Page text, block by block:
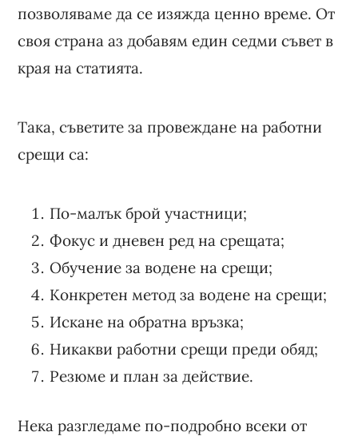
позволяваме да се изяжда ценно време. От
своя страна аз добавям един седми съвет в
края на статията.
Така, съветите за провеждане на работни
срещи са:
По-малък брой участници;
Фокус и дневен ред на срещата;
Обучение за водене на срещи;
Конкретен метод за водене на срещи;
Искане на обратна връзка;
Никакви работни срещи преди обяд;
Резюме и план за действие.
Нека разгледаме по-подробно всеки от